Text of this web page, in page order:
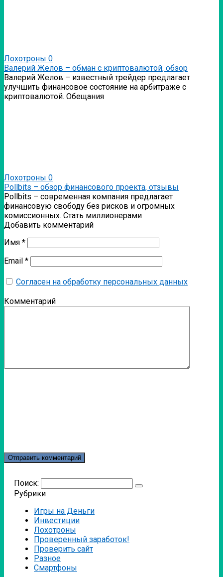
Лохотроны 0
Валерий Желов – обман с криптовалютой, обзор
Валерий Желов – известный трейдер предлагает
улучшить финансовое состояние на арбитраже с
криптовалютой. Обещания
Лохотроны 0
Pollbits – обзор финансового проекта, отзывы
Pollbits – современная компания предлагает
финансовую свободу без рисков и огромных
комиссионных. Стать миллионерами
Добавить комментарий
Имя *
Email *
Согласен на обработку персональных данных
Комментарий
Поиск:
Рубрики
Игры на Деньги
Инвестиции
Лохотроны
Проверенный заработок!
Проверить сайт
Разное
Смартфоны